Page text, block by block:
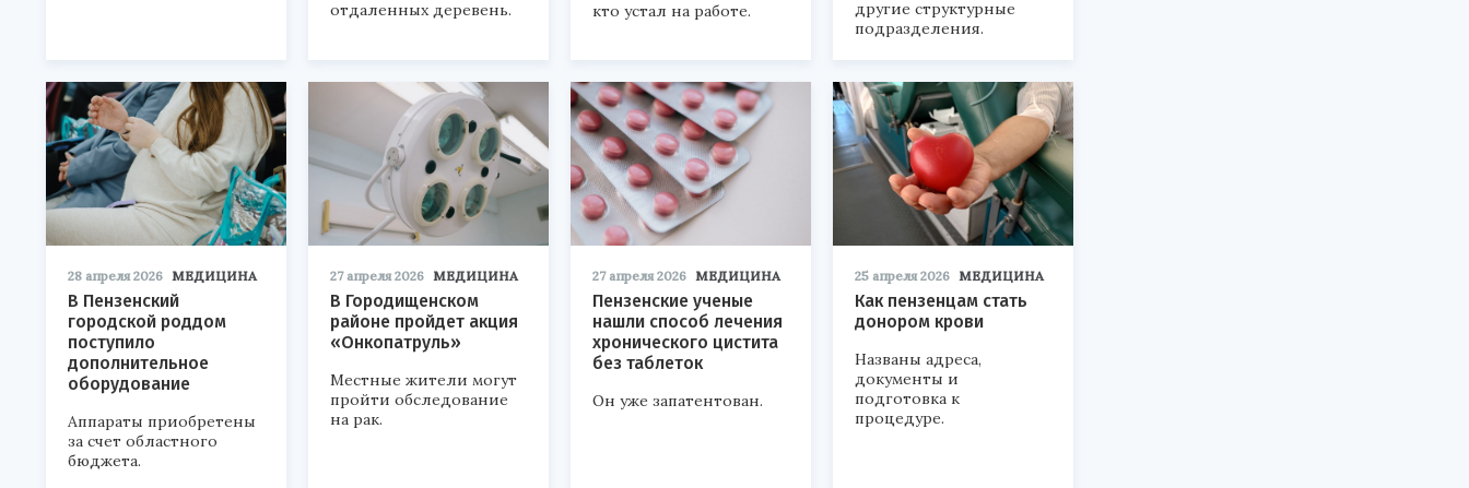
отдаленных деревень.
кто устал на работе.
другие структурные
подразделения.
28 апреля 2026 МЕДИЦИНА
В Пензенский
городской роддом
поступило
дополнительное
оборудование
Аппараты приобретены
за счет областного
бюджета.
27 апреля 2026 МЕДИЦИНА
В Городищенском
районе пройдет акция
«Онкопатруль»
Местные жители могут
пройти обследование
на рак.
27 апреля 2026 МЕДИЦИНА
Пензенские ученые
нашли способ лечения
хронического цистита
без таблеток
Он уже запатентован.
25 апреля 2026 МЕДИЦИНА
Как пензенцам стать
донором крови
Названы адреса,
документы и
подготовка к
процедуре.